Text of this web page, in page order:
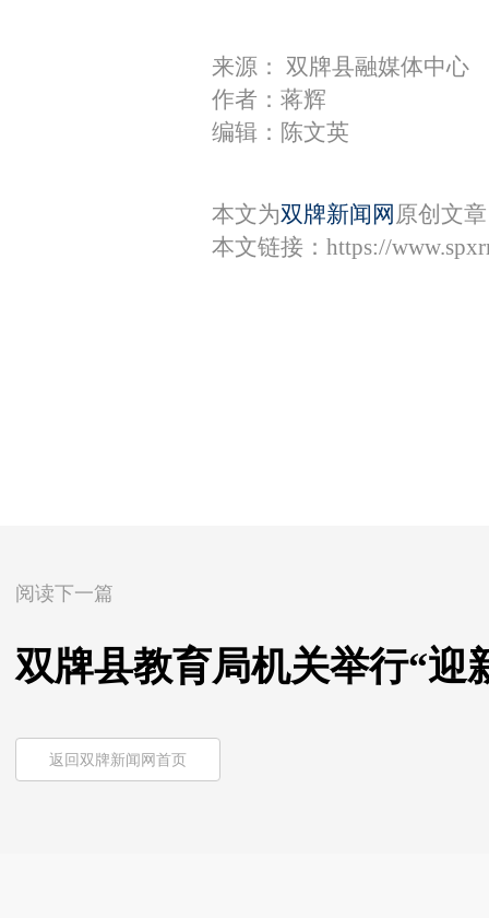
来源： 双牌县融媒体中心
作者：蒋辉
编辑：陈文英
本文为双牌新闻网 原创文
本文链接： https://
阅读下一篇
双牌县教育局机关举行“迎
返回双牌新闻网首页